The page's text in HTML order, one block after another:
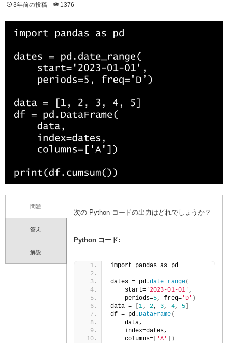
3年前の投稿 1376
問題
答え
解説
次の Python コードの出力はどれでしょうか？
Python コード:
import pandas as pd
dates = pd.date_range(
    start=
'2023-01-01' ,
    periods=
5, freq='D' )
data =
[1, 2, 3, 4, 5]
df = pd. DataFrame(
    data,
    index=dates,
    columns=
[ 'A' ])